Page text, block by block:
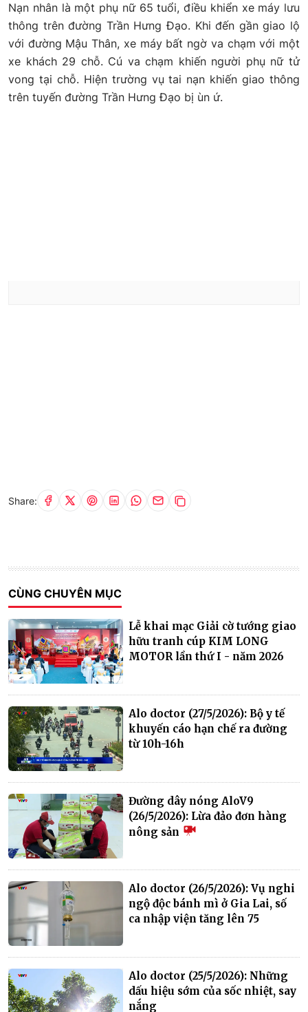
Nạn nhân là một phụ nữ 65 tuổi, điều khiển xe máy lưu
thông trên đường Trần Hưng Đạo. Khi đến gần giao lộ
với đường Mậu Thân, xe máy bất ngờ va chạm với một
xe khách 29 chỗ. Cú va chạm khiến người phụ nữ tử
vong tại chỗ. Hiện trường vụ tai nạn khiến giao thông
trên tuyến đường Trần Hưng Đạo bị ùn ứ.
Share:
CÙNG CHUYÊN MỤC
Lễ khai mạc Giải cờ tướng giao
hữu tranh cúp KIM LONG
MOTOR lần thứ I - năm 2026
Alo doctor (27/5/2026): Bộ y tế
khuyến cáo hạn chế ra đường
từ 10h-16h
Đường dây nóng AloV9
(26/5/2026): Lừa đảo đơn hàng
nông sản
Alo doctor (26/5/2026): Vụ nghi
ngộ độc bánh mì ở Gia Lai, số
ca nhập viện tăng lên 75
Alo doctor (25/5/2026): Những
dấu hiệu sớm của sốc nhiệt, say
nắng